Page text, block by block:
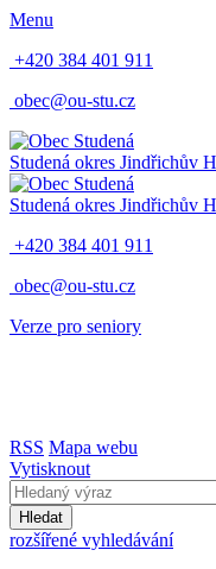
Menu
+420 384 401 911
obec@ou-stu.cz
Studená okres Jindřichův
Studená okres Jindřichův
+420 384 401 911
obec@ou-stu.cz
Verze pro seniory
RSS Mapa webu
Vytisknout
Hledat
rozšířené vyhledávání